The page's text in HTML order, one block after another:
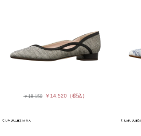
￥18,150 ￥14,520（税込）